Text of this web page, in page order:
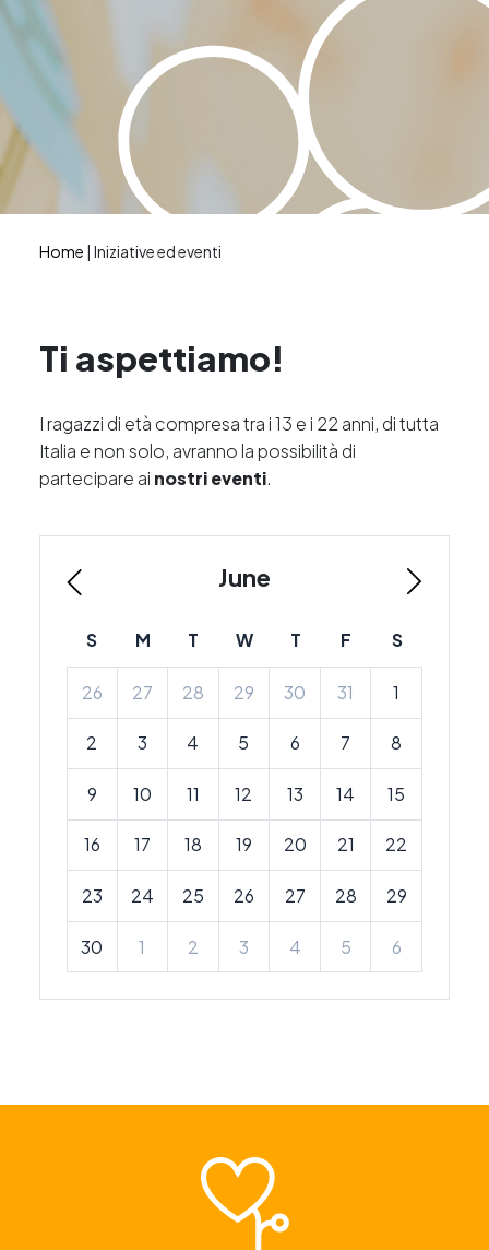
Home | Iniziative ed eventi
Ti aspettiamo!
I ragazzi di età compresa tra i 13 e i 22 anni, di tutta
Italia e non solo, avranno la possibilità di
partecipare ai nostri eventi.
June
S M T W T F S
26 27 28 29 30 31 1
2 3 4 5 6 7 8
9 10 11 12 13 14 15
16 17 18 19 20 21 22
23 24 25 26 27 28 29
30 1 2 3 4 5 6